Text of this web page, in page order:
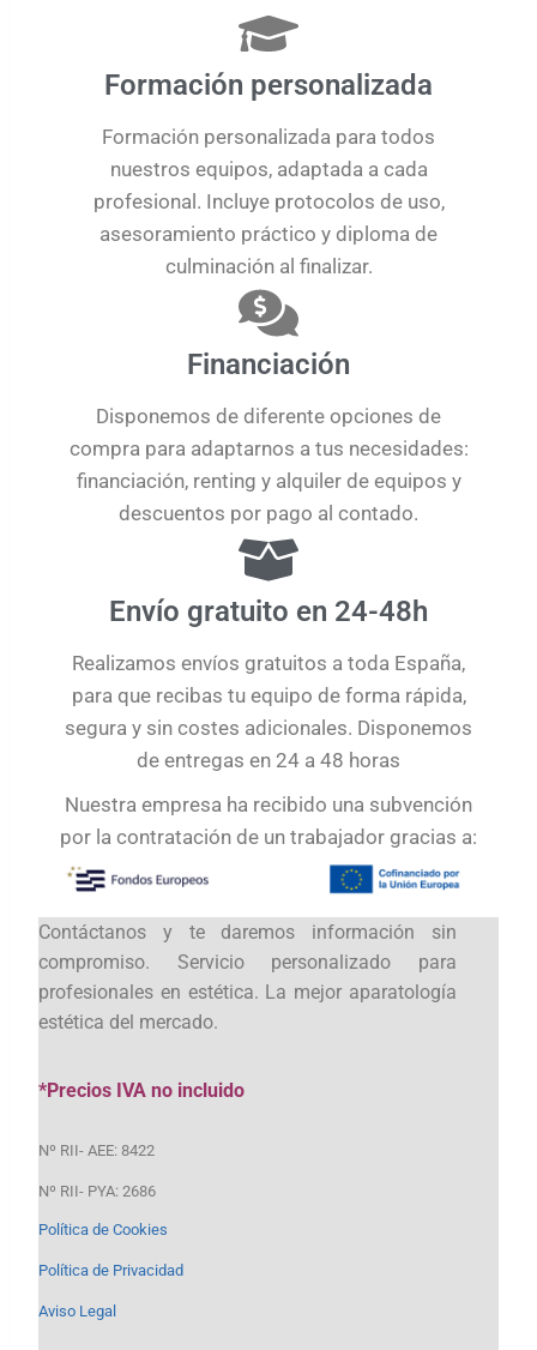
Formación personalizada
Formación personalizada para todos
nuestros equipos, adaptada a cada
profesional. Incluye protocolos de uso,
asesoramiento práctico y diploma de
culminación al finalizar.
Financiación
Disponemos de diferente opciones de
compra para adaptarnos a tus necesidades:
financiación, renting y alquiler de equipos y
descuentos por pago al contado.
Envío gratuito en 24-48h
Realizamos envíos gratuitos a toda España,
para que recibas tu equipo de forma rápida,
segura y sin costes adicionales. Disponemos
de entregas en 24 a 48 horas
Nuestra empresa ha recibido una subvención
por la contratación de un trabajador gracias a:
Contáctanos y te daremos información sin
compromiso. Servicio personalizado para
profesionales en estética. La mejor aparatología
estética del mercado.
*Precios IVA no incluido
Nº RII- AEE: 8422
Nº RII- PYA: 2686
Política de Cookies
Política de Privacidad
Aviso Legal